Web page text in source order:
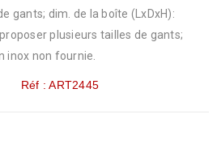
gants; dim. de la boîte (LxDxH):
plusieurs tailles de gants;
inox non fournie.
Réf : ART2445